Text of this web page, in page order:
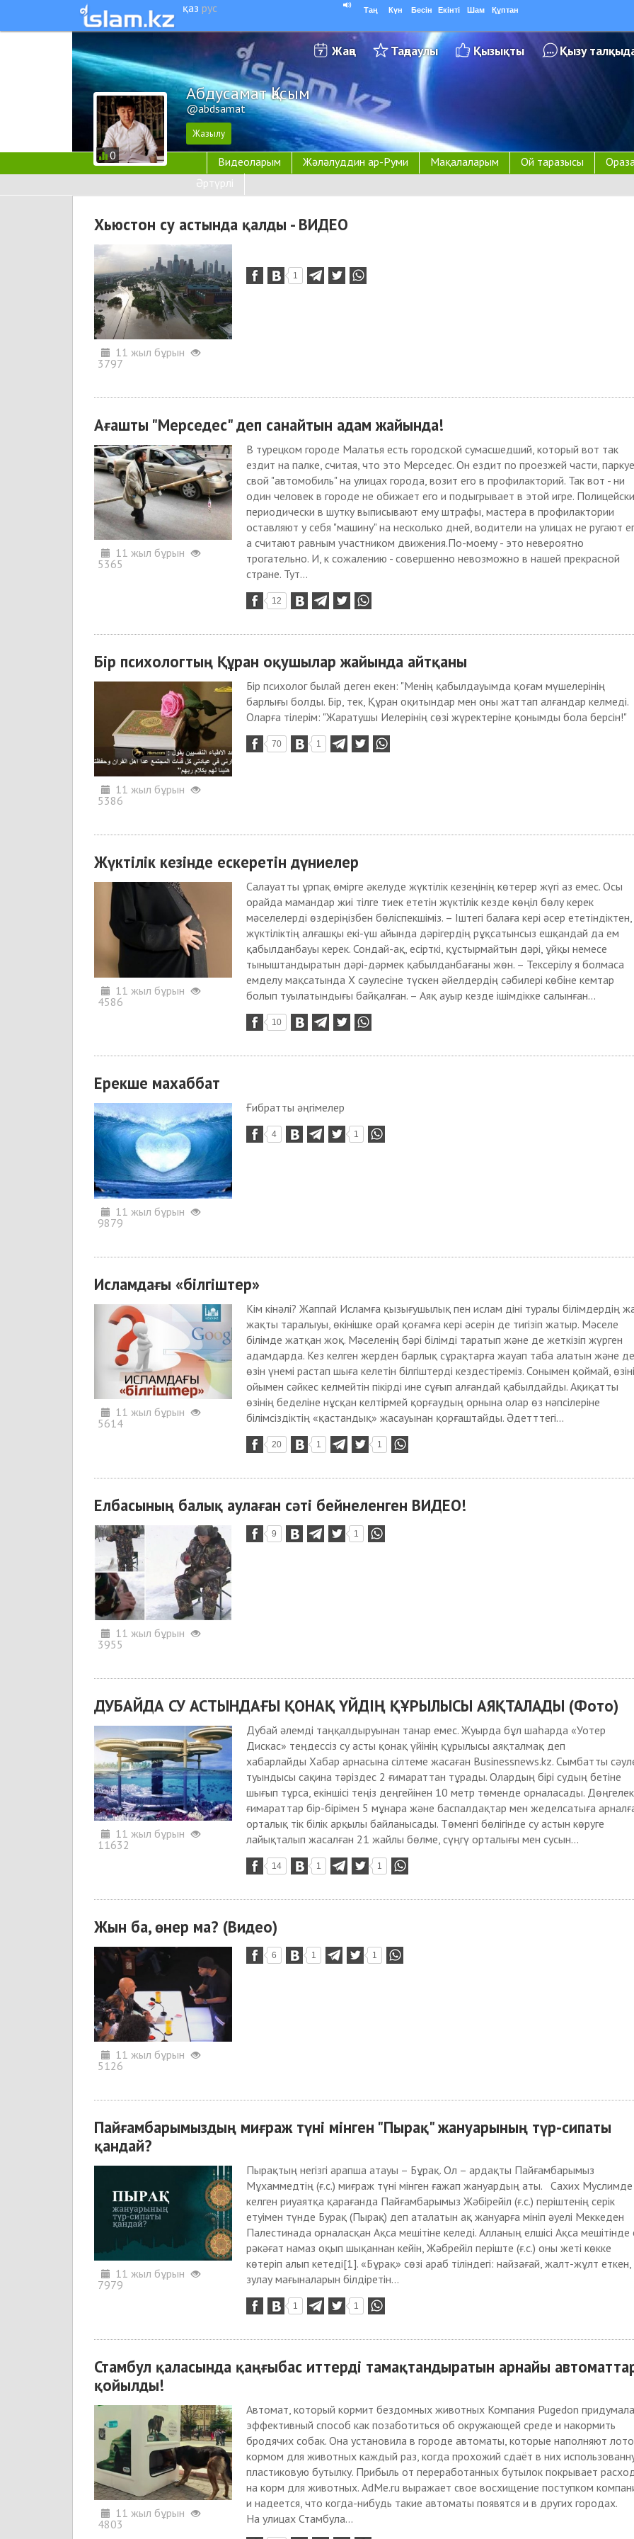
қаз рус Таң Күн Бесін Екінті Шам Құптан
Жаңа Таңдаулы Қызықты Қызу
0
Абдусамат Қасым
@abdsamat
Видеоларым Жәләлуддин ар-Руми Мақалаларым Ой таразысы
Әртүрлі
Хьюстон су астында қалды - ВИДЕО
11 жыл бұрын
3797
1
Ағашты "Мерседес" деп санайтын адам жайында!
11 жыл бұрын
5365
В турецком городе Малатья есть городской сумасшедший, который вот так
ездит на палке, считая, что это Мерседес. Он ездит по проезжей части,
свой "автомобиль" на улицах города, возит его в профилакторий. Так вот - ни
один человек в городе не обижает его и подыгрывает в этой игре.
периодически в шутку выписывают ему штрафы, мастера в профилактории
оставляют у себя "машину" на несколько дней, водители на улицах не ругают
а считают равным участником движения.По-моему - это невероятно
трогательно. И, к сожалению - совершенно невозможно в нашей прекрасной
стране. Тут...
12
Бір психологтың Құран оқушылар жайында айтқаны
11 жыл бұрын
5386
Бір психолог былай деген екен: "Менің қабылдауымда қоғам мүшелерінің
барлығы болды. Бір, тек, Құран оқитындар мен оны жаттап алғандар келмеді.
Оларға тілерім: "Жаратушы Иелерінің сөзі жүректеріне қонымды бола берсін!"
70 1
Жүктілік кезінде ескеретін дүниелер
11 жыл бұрын
4586
Салауатты ұрпақ өмірге әкелуде жүктілік кезеңінің көтерер жүгі аз емес. Осы
орайда мамандар жиі тілге тиек ететін жүктілік кезде көңіл бөлу керек
мәселелерді өздеріңізбен бөліспекшіміз. – Іштегі балаға кері әсер ететіндіктен,
жүктіліктің алғашқы екі-үш айында дәрігердің рұқсатынсыз ешқандай да ем
қабылданбауы керек. Сондай-ақ, есірткі, құстырмайтын дәрі, ұйқы немесе
тыныштандыратын дәрі-дәрмек қабылданбағаны жөн. – Тексерілу я болмаса
емделу мақсатында Х сәулесіне түскен әйелдердің сәбилері көбіне кемтар
болып туылатындығы байқалған. – Аяқ ауыр кезде ішімдікке салынған...
10
Ерекше махаббат
11 жыл бұрын
9879
Ғибратты әңгімелер
4 1
Исламдағы «білгіштер»
11 жыл бұрын
5614
Кім кінәлі? Жаппай Исламға қызығушылық пен ислам діні туралы білімдердің
жақты таралыуы, өкінішке орай қоғамға кері әсерін де тигізіп жатыр. Мәселе
білімде жатқан жоқ. Мәселенің бәрі білімді таратып және де жеткізіп жүрген
адамдарда. Кез келген жерден барлық сұрақтарға жауап таба алатын және де
өзін үнемі растап шыға келетін білгіштерді кездестіреміз. Сонымен қоймай,
ойымен сәйкес келмейтін пікірді ине сұғып алғандай қабылдайды. Ақиқатты
өзінің беделіне нұсқан келтірмей қорғаудың орнына олар өз нәпсілеріне
білімсіздіктің «қастандық» жасауынан қорғаштайды. Әдетттегі...
20 1 1
Елбасының балық аулаған сәті бейнеленген ВИДЕО!
11 жыл бұрын
3955
9 1
ДУБАЙДА СУ АСТЫНДАҒЫ ҚОНАҚ ҮЙДІҢ ҚҰРЫЛЫСЫ АЯҚТАЛАДЫ (Фото)
11 жыл бұрын
11632
Дубай әлемді таңқалдыруынан танар емес. Жуырда бұл шаһарда «Уотер
Дискас» теңдессіз су асты қонақ үйінің құрылысы аяқталмақ деп
хабарлайды Хабар арнасына сілтеме жасаған Businessnews.kz. Сымбатты
туындысы сақина тәріздес 2 ғимараттан тұрады. Олардың бірі судың бетіне
шығып тұрса, екіншісі теңіз деңгейінен 10 метр төменде орналасады. Дөңгелек
ғимараттар бір-бірімен 5 мұнара және баспалдақтар мен жеделсатыға
орталық тік білік арқылы байланысады. Төменгі бөлігінде су астын көруге
лайықталып жасалған 21 жайлы бөлме, сүңгү орталығы мен сусын...
14 1 1
Жын ба, өнер ма? (Видео)
11 жыл бұрын
5126
6 1 1
Пайғамбарымыздың миғраж түні мінген "Пырақ" жануарының түр-сипаты
қандай?
11 жыл бұрын
7979
Пырақтың негізгі арапша атауы – Бұрақ. Ол – ардақты Пайғамбарымыз
Мұхаммедтің (ғ.с.) миғраж түні мінген ғажап жануардың аты. Сахих Муслимде
келген риуаятқа қарағанда Пайғамбарымыз Жәбірейіл (ғ.с.) періштенің серік
етуімен түнде Бурақ (Пырақ) деп аталатын ақ жануарға мініп әуелі Меккеден
Палестинада орналасқан Ақса мешітіне келеді. Алланың елшісі Ақса мешітінде
рәкәғат намаз оқып шықаннан кейін, Жәбрейіл періште (ғ.с.) оны жеті көкке
көтеріп алып кетеді[1]. «Бұрақ» сөзі араб тіліндегі: найзағай, жалт-жұлт еткен,
зулау мағыналарын білдіретін...
1 1
Стамбул қаласында қаңғыбас иттерді тамақтандыратын арнайы
қойылды!
11 жыл бұрын
4803
Автомат, который кормит бездомных животных Компания Pugedon придумала
эффективный способ как позаботиться об окружающей среде и накормить
бродячих собак. Она установила в городе автоматы, которые наполняют
кормом для животных каждый раз, когда прохожий сдаёт в них
пластиковую бутылку. Прибыль от переработанных бутылок покрывает
на корм для животных. AdMe.ru выражает свое восхищение поступком
и надеется, что когда-нибудь такие автоматы появятся и в других городах.
На улицах Стамбула...